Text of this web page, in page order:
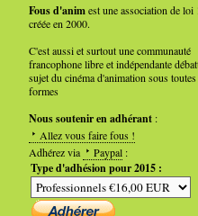
Fous d'animest une association de loi
créée en 2000.
C'est aussi et surtout une communauté
francophone libre et indépendante
sujet du cinéma d'animation sous toutes
formes
Nous soutenir en adhérant :
Allez vous faire fous !
Adhérez via
Paypal :
Type d'adhésion pour 2015 :